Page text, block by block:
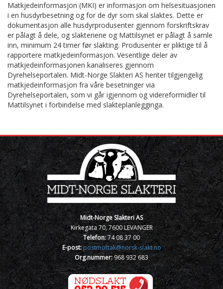
Matkjedeinformasjon (MKI) er informasjon om helsesituasjonen
i en husdyrbesetning og for de dyr som skal slaktes. Dette er
dokumentasjon alle husdyrprodusenter gjennom forskriftskrav
er pålagt å dele, og slakteriene og Mattilsynet er pålagt å samle
inn, minimum 24 timer før slakting. Produsenter er pliktige til å
rapportere matkjedeinformasjon. Vesentlige deler av
matkjedeinformasjonen kanaliseres gjennom
Dyrehelseportalen. Midt-Norge Slakteri AS henter tilgjengelig
matkjedeinformasjon fra våre besetninger via
Dyrehelseportalen, som vi går igjennom og videreformidler til
Mattilsynet i forbindelse med slakteplanlegginga.
Midt-Norge Slakteri AS
Kirkegata 70, 7600 LEVANGER
Telefon:74 08 37 00
E-post:postmottak@norsk-slakt.no
Org.nummer:968 932 683